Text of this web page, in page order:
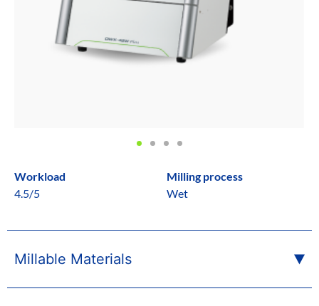
Workload
4.5/5
Milling process
Wet
Millable Materials